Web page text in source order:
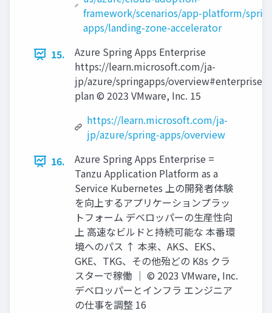
framework/scenarios/app-platform/
apps/landing-zone-accelerator
15.
Azure Spring Apps Enterprise
https://learn.microsoft.com/ja-
jp/azure/springapps/overview#enterprise-
plan © 2023 VMware, Inc. 15
https://learn.microsoft.com/ja-
jp/azure/spring-apps/overview
16.
Azure Spring Apps Enterprise =
Tanzu Application Platform as a
Service Kubernetes 上の開発者体験
を向上するアプリケーションプラッ
トフォーム デベロッパーの⽣産性向
上 ⾼速なビルドと持続可能な 本番環
境へのパス ↑ 本来、AKS、EKS、
GKE、TKG、その他殆どの K8s クラ
スターで稼働 │ © 2023 VMware, Inc.
デベロッパーとインフラ エンジニア
の仕事を調整 16